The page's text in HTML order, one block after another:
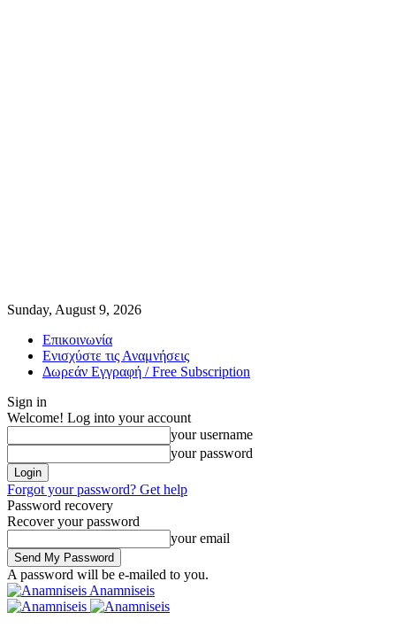
Sunday, August 9, 2026
Επικοινωνία
Ενισχύστε τις Αναμνήσεις
Δωρεάν Εγγραφή / Free Subscription
Sign in
Welcome! Log into your account
your username
your password
Forgot your password? Get help
Password recovery
Recover your password
your email
A password will be e-mailed to you.
Anamniseis